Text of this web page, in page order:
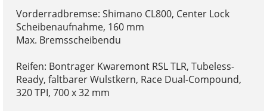
Vorderradbremse: Shimano CL800, Center Lock
Scheibenaufnahme, 160 mm
Max. Bremsscheibendu
Reifen: Bontrager Kwaremont RSL TLR, Tubeless-
Ready, faltbarer Wulstkern, Race Dual-Compound,
320 TPI, 700 x 32 mm